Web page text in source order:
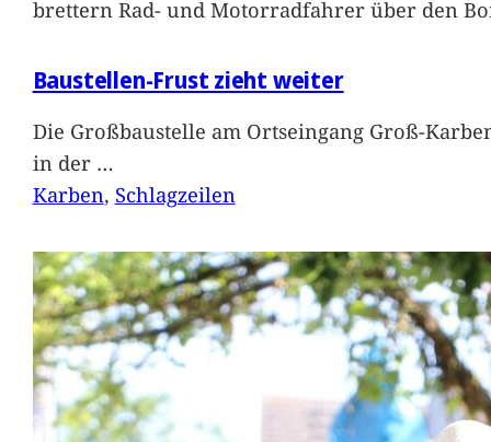
brettern Rad- und Motorradfahrer über den
Baustellen-Frust zieht weiter
Die Großbaustelle am Ortseingang Groß-
in der …
Karben, Schlagzeilen